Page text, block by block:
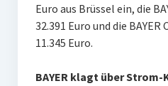
Euro aus Brüssel ein, die
32.391 Euro und die BAYER
11.345 Euro.
BAYER klagt über Strom-